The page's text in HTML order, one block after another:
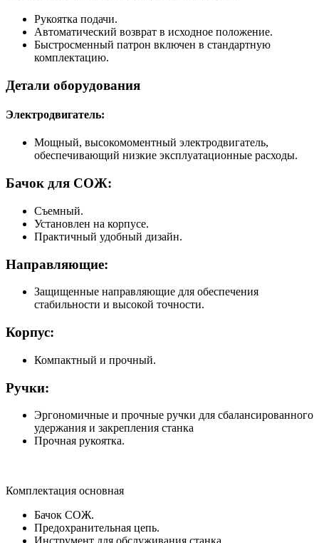
Рукоятка подачи.
Автоматический возврат в исходное положение.
Быстросменный патрон включен в стандартную
комплектацию.
Детали оборудования
Электродвигатель:
Мощный, высокомоментный электродвигатель,
обеспечивающий низкие эксплуатационные расходы.
Бачок для СОЖ:
Съемный.
Установлен на корпусе.
Практичный удобный дизайн.
Направляющие:
Защищенные направляющие для обеспечения
стабильности и высокой точности.
Корпус:
Компактный и прочный.
Ручки:
Эргономичные и прочные ручки для сбалансированного
удержания и закрепления станка
Прочная рукоятка.
Комплектация основная
Бачок СОЖ.
Предохранительная цепь.